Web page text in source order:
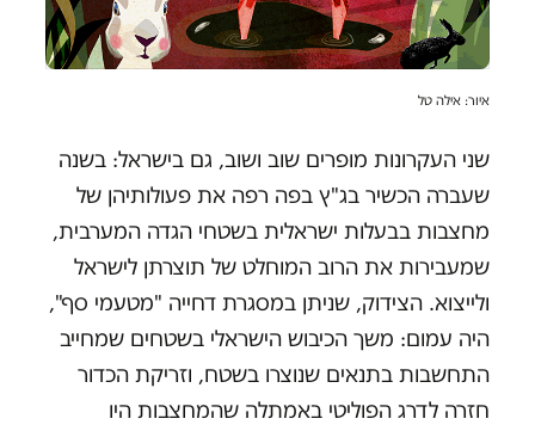
איור: אילה טל
שני העקרונות מופרים שוב ושוב, גם בישראל: בשנה
שעברה הכשיר בג"ץ בפה רפה את פעולותיהן של
מחצבות בבעלות ישראלית בשטחי הגדה המערבית,
שמעבירות את הרוב המוחלט של תוצרתן לישראל
ולייצוא. הצידוק, שניתן במסגרת דחייה "מטעמי סף",
היה עמום: משך הכיבוש הישראלי בשטחים שמחייב
התחשבות בתנאים שנוצרו בשטח, וזריקת הכדור
חזרה לדרג הפוליטי באמתלה שהמחצבות היו